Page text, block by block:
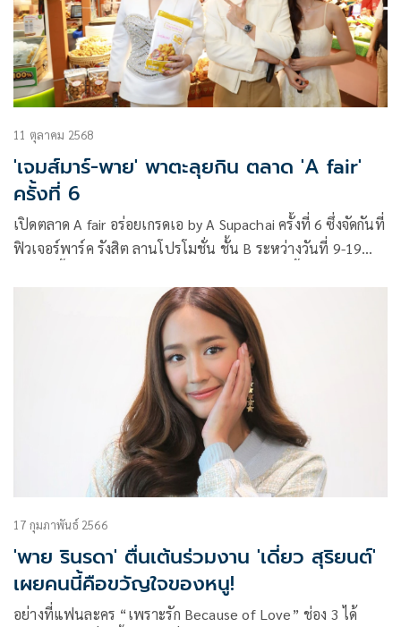
11 ตุลาคม 2568
'เจมส์มาร์-พาย' พาตะลุยกิน ตลาด 'A fair'
ครั้งที่ 6
เปิดตลาด A fair อร่อยเกรดเอ by A Supachai ครั้งที่ 6 ซึ่งจัดกันที่
ฟิวเจอร์พาร์ค รังสิต ลานโปรโมชั่น ชั้น B ระหว่างวันที่ 9-19
อย่าง เอ-ศุภชัย ศรีวิจิตร ชวนคู่หวานคู่รักอย่าง เจมส์ มาร์ และ
พาย-รินรดา แก้วบัวสาย มาร่วมเปิดตลาดด้วยกัน อย่างมีความสุข
โดย เจมส์ มาร์ ร้องเพลงให้ความสุขกับแฟนๆ ที่มาร่วมงานเปิด
17 กุมภาพันธ์ 2566
'พาย รินรดา' ตื่นเต้นร่วมงาน 'เดี่ยว สุริยนต์'
เผยคนนี้คือขวัญใจของหนู!
อย่างที่แฟนละคร “เพราะรัก Because of Love” ช่อง 3 ได้